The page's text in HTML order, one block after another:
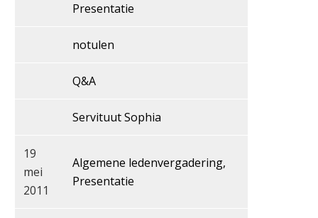
Presentatie
notulen
Q&A
Servituut Sophia
19
mei
2011
Algemene ledenvergadering,
Presentatie